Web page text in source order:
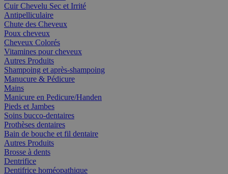
Cuir Chevelu Sec et Irrité
Antipelliculaire
Chute des Cheveux
Poux cheveux
Cheveux Colorés
Vitamines pour cheveux
Autres Produits
Shampoing et après-shampoing
Manucure & Pédicure
Mains
Manicure en Pedicure/Handen
Pieds et Jambes
Soins bucco-dentaires
Prothèses dentaires
Bain de bouche et fil dentaire
Autres Produits
Brosse à dents
Dentrifice
Dentifrice homéopathique